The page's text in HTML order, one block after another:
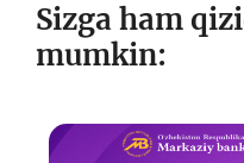
Sizga ham
mumkin: